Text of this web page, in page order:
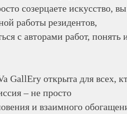
созерцаете искусство, вы
работы резидентов,
с авторами работ, понять
GallEry открыта для всех,
– не просто
и взаимного